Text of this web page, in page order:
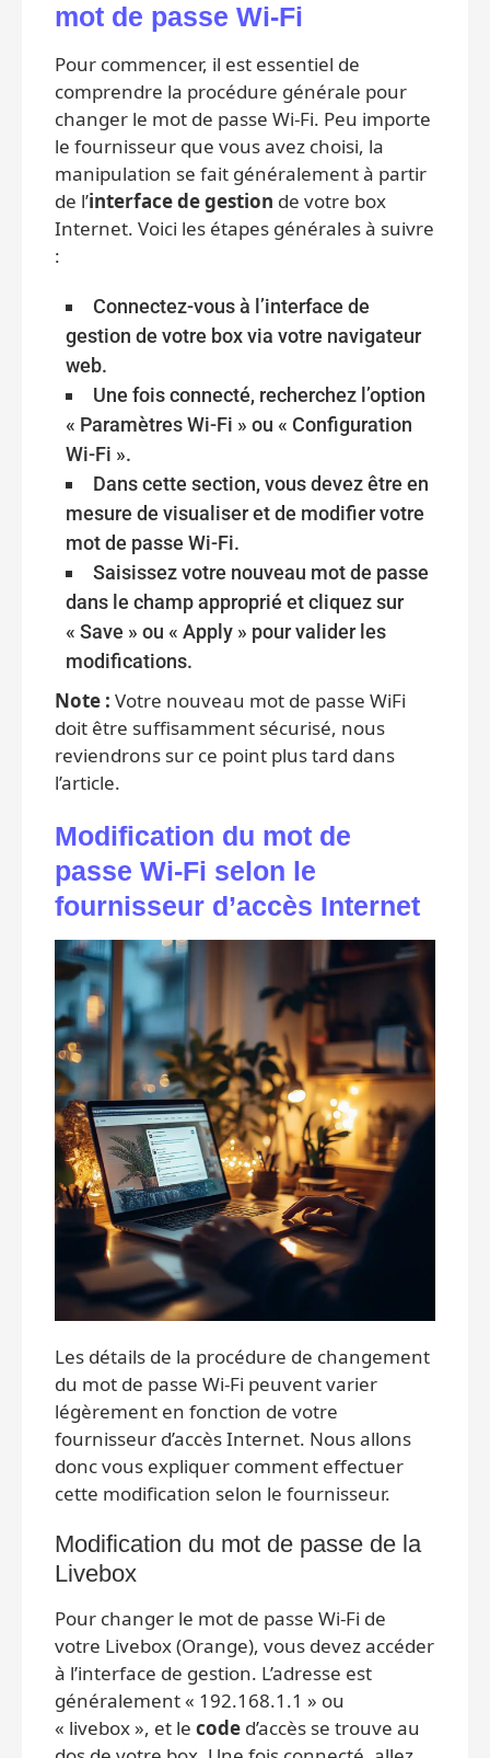
mot de passe Wi-Fi
Pour commencer, il est essentiel de
comprendre la procédure générale pour
changer le mot de passe Wi-Fi. Peu importe
le fournisseur que vous avez choisi, la
manipulation se fait généralement à partir
de l’interface de gestion de votre box
Internet. Voici les étapes générales à suivre
:
Connectez-vous à l’interface de
gestion de votre box via votre navigateur
web.
Une fois connecté, recherchez l’option
« Paramètres Wi-Fi » ou « Configuration
Wi-Fi ».
Dans cette section, vous devez être en
mesure de visualiser et de modifier votre
mot de passe Wi-Fi.
Saisissez votre nouveau mot de passe
dans le champ approprié et cliquez sur
« Save » ou « Apply » pour valider les
modifications.
Note : Votre nouveau mot de passe WiFi
doit être suffisamment sécurisé, nous
reviendrons sur ce point plus tard dans
l’article.
Modification du mot de
passe Wi-Fi selon le
fournisseur d’accès Internet
Les détails de la procédure de changement
du mot de passe Wi-Fi peuvent varier
légèrement en fonction de votre
fournisseur d’accès Internet. Nous allons
donc vous expliquer comment effectuer
cette modification selon le fournisseur.
Modification du mot de passe de la
Livebox
Pour changer le mot de passe Wi-Fi de
votre Livebox (Orange), vous devez accéder
à l’interface de gestion. L’adresse est
généralement « 192.168.1.1 » ou
« livebox », et le code d’accès se trouve au